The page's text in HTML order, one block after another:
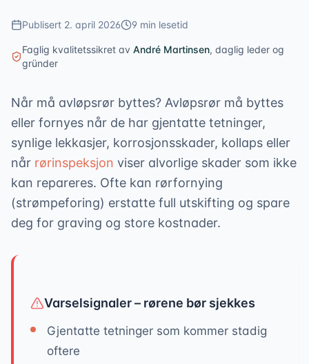
Publisert 2. april 2026 9 min lesetid
Faglig kvalitetssikret av André Martinsen, daglig leder og
gründer
Når må avløpsrør byttes? Avløpsrør må byttes
eller fornyes når de har gjentatte tetninger,
synlige lekkasjer, korrosjonsskader, kollaps eller
når rørinspeksjon viser alvorlige skader som ikke
kan repareres. Ofte kan rørfornying
(strømpeforing) erstatte full utskifting og spare
deg for graving og store kostnader.
Varselsignaler – rørene bør sjekkes
Gjentatte tetninger som kommer stadig
oftere